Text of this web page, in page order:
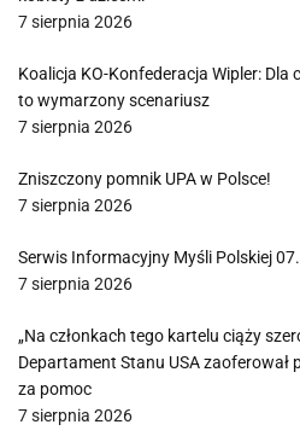
7 sierpnia 2026
Koalicja KO-Konfederacja Wipler: Dla
to wymarzony scenariusz
7 sierpnia 2026
Zniszczony pomnik UPA w Polsce!
7 sierpnia 2026
Serwis Informacyjny Myśli Polskiej
7 sierpnia 2026
„Na członkach tego kartelu ciąży
Departament Stanu USA
za pomoc
7 sierpnia 2026